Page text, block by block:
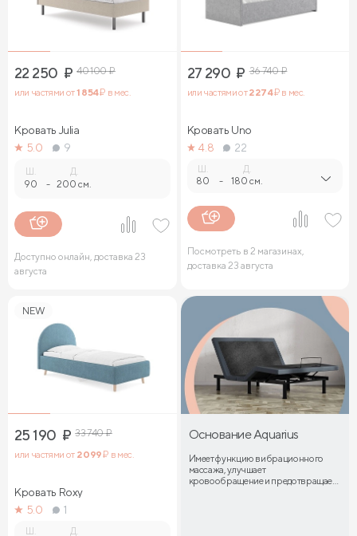
22 250 ₽ 40 100₽
или частями от1 854₽ в мес.
Кровать Julia
5.0
9
Ш.
90 -
Д.
200 см.
Доступно онлайн, доставка 23
августа
27 290 ₽ 36 740₽
или частями от2 274₽ в мес.
Кровать Uno
4.8
22
Ш.
80 -
Д.
180 см.
Посмотреть в 2 магазинах,
доставка 23 августа
NEW
25 190 ₽ 33 740₽
или частями от 2 099₽ в мес.
Кровать Roxy
5.0
1
Д.
Основание Aquarius
Имеет функцию вибрационного
массажа, улучшает
кровообращение и предотвращает